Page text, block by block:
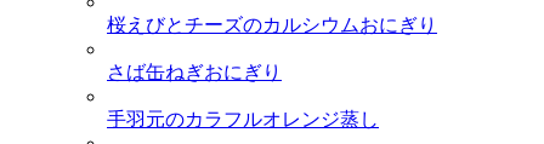
桜えびとチーズのカルシウムおにぎり
さば缶ねぎおにぎり
手羽元のカラフルオレンジ蒸し